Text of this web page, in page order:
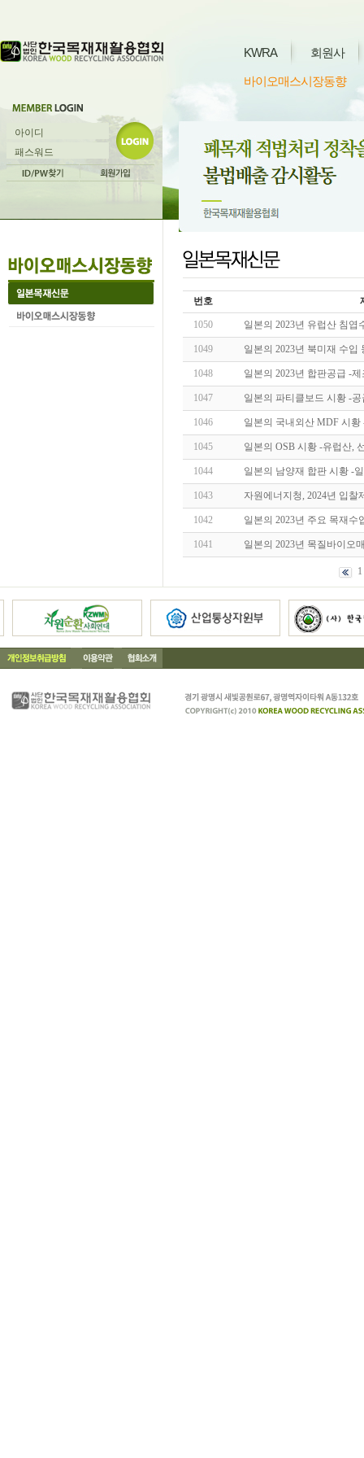
KWRA 회원사
바이오매스시장동향
번호
1050 일본의 2023년 유럽산 침
1049 일본의 2023년 북미재 수
1048 일본의 2023년 합판공급 -
1047 일본의 파티클보드 시황 -
1046 일본의 국내외산 MDF 시
1045 일본의 OSB 시황 -유럽산,
1044 일본의 남양재 합판 시황 -
1043 자원에너지청, 2024년 입
1042 일본의 2023년 주요 목재
1041 일본의 2023년 목질바이오
1